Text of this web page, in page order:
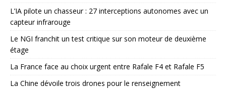
L’IA pilote un chasseur : 27 interceptions autonomes avec un
capteur infrarouge
Le NGI franchit un test critique sur son moteur de deuxième
étage
La France face au choix urgent entre Rafale F4 et Rafale F5
La Chine dévoile trois drones pour le renseignement